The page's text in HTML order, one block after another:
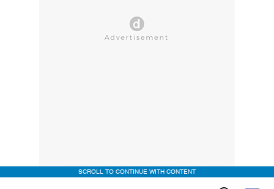
SCROLL TO CONTINUE WITH CONTENT